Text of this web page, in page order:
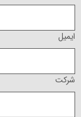
ایمیل
شرکت